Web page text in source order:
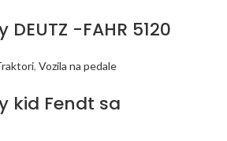
-FAHR 5120
, Vozila na pedale
kid Fendt sa